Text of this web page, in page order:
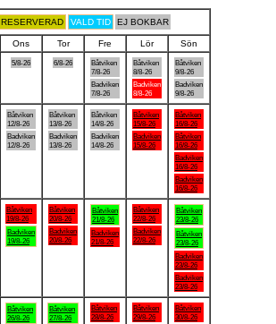
RESERVERAD VALD TID EJ BOKBAR
Ons Tor Fre Lör
Sön
5/8-26 6/8-26
Båtviken
7/8-26
Badviken
7/8-26
Båtviken
8/8-26
Badviken
8/8-26
Båtviken
9/8-26
Badviken
9/8-26
Båtviken
12/8-26
Badviken
12/8-26
Båtviken
13/8-26
Badviken
13/8-26
Båtviken
14/8-26
Badviken
14/8-26
Båtviken
15/8-26
Badviken
15/8-26
Båtviken
16/8-26
Båtviken
16/8-26
Badviken
16/8-26
Badviken
16/8-26
Båtviken
19/8-26
Badviken
19/8-26
Båtviken
20/8-26
Badviken
20/8-26
Båtviken
21/8-26
Badviken
21/8-26
Båtviken
22/8-26
Badviken
22/8-26
Båtviken
23/8-26
Båtviken
23/8-26
Badviken
23/8-26
Badviken
23/8-26
Båtviken
26/8-26
Båtviken
27/8-26
Båtviken
28/8-26
Båtviken
29/8-26
Båtviken
30/8-26